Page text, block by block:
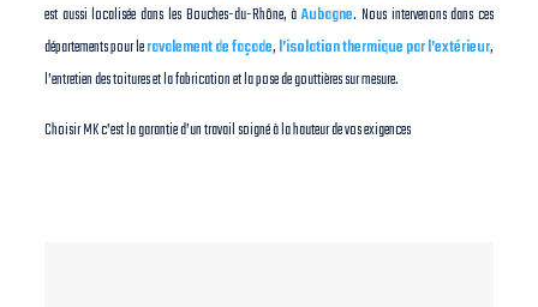
est aussi localisée dans les Bouches-du-Rhône, àAubagne. Nous intervenons dans ces
départements pour leravalement de façade,l’isolation thermique par l’extérieur,
l’entretien des toitures et la fabrication et la pose de gouttières sur mesure.
Choisir MK c’est la garantie d’un travail soigné à la hauteur de vos exigences